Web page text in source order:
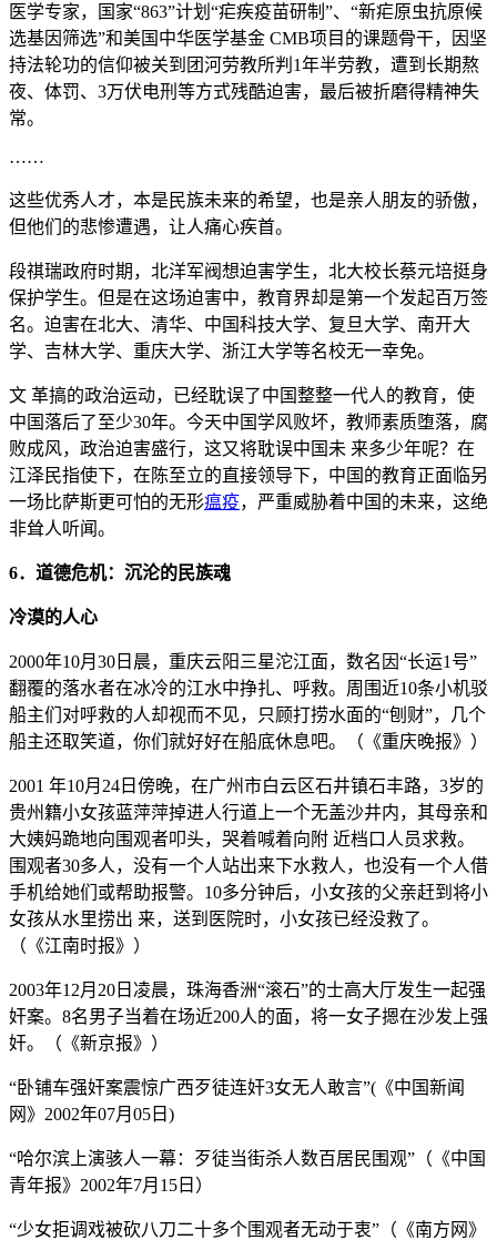
医学专家，国家“863”计划“疟疾疫苗研制”、“新疟原虫抗原候
选基因筛选”和美国中华医学基金 CMB项目的课题骨干，因坚
持法轮功的信仰被关到团河劳教所判1年半劳教，遭到长期熬
夜、体罚、3万伏电刑等方式残酷迫害，最后被折磨得精神失
常。
……
这些优秀人才，本是民族未来的希望，也是亲人朋友的骄傲，
但他们的悲惨遭遇，让人痛心疾首。
段祺瑞政府时期，北洋军阀想迫害学生，北大校长蔡元培挺身
保护学生。但是在这场迫害中，教育界却是第一个发起百万签
名。迫害在北大、清华、中国科技大学、复旦大学、南开大
学、吉林大学、重庆大学、浙江大学等名校无一幸免。
文 革搞的政治运动，已经耽误了中国整整一代人的教育，使
中国落后了至少30年。今天中国学风败坏，教师素质堕落，腐
败成风，政治迫害盛行，这又将耽误中国未 来多少年呢？在
江泽民指使下，在陈至立的直接领导下，中国的教育正面临另
一场比萨斯更可怕的无形瘟疫，严重威胁着中国的未来，这绝
非耸人听闻。
6．道德危机：沉沦的民族魂
冷漠的人心
2000年10月30日晨，重庆云阳三星沱江面，数名因“长运1号”
翻覆的落水者在冰冷的江水中挣扎、呼救。周围近10条小机驳
船主们对呼救的人却视而不见，只顾打捞水面的“刨财”，几个
船主还取笑道，你们就好好在船底休息吧。（《重庆晚报》）
2001 年10月24日傍晚，在广州市白云区石井镇石丰路，3岁的
贵州籍小女孩蓝萍萍掉进人行道上一个无盖沙井内，其母亲和
大姨妈跪地向围观者叩头，哭着喊着向附 近档口人员求救。
围观者30多人，没有一个人站出来下水救人，也没有一个人借
手机给她们或帮助报警。10多分钟后，小女孩的父亲赶到将小
女孩从水里捞出 来，送到医院时，小女孩已经没救了。
（《江南时报》）
2003年12月20日凌晨，珠海香洲“滚石”的士高大厅发生一起强
奸案。8名男子当着在场近200人的面，将一女子摁在沙发上强
奸。（《新京报》）
“卧铺车强奸案震惊广西歹徒连奸3女无人敢言”(《中国新闻
网》2002年07月05日)
“哈尔滨上演骇人一幕：歹徒当街杀人数百居民围观”（《中国
青年报》2002年7月15日）
“少女拒调戏被砍八刀二十多个围观者无动于衷”（《南方网》